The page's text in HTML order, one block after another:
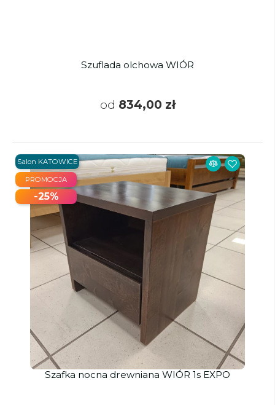
Szuflada olchowa WIÓR
od 834,00 zł
Szafka nocna drewniana WIÓR 1s EXPO
PROMOCJA
-25%
Salon KATOWICE